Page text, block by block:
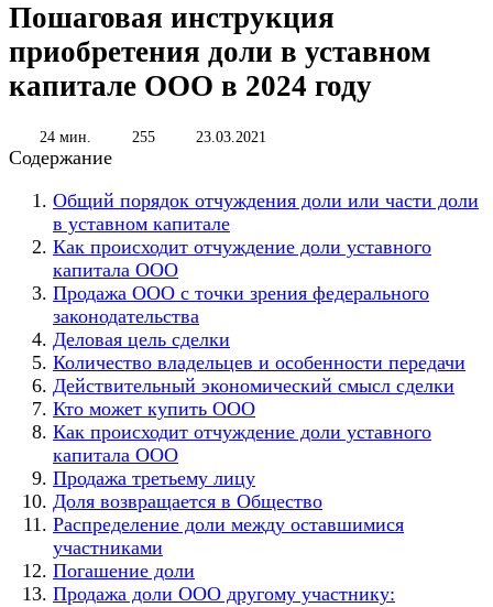
Пошаговая инструкция
приобретения доли в уставном
капитале ООО в 2024 году
24 мин. 255 23.03.2021
Содержание
Общий порядок отчуждения доли или части доли
в уставном капитале
Как происходит отчуждение доли уставного
капитала ООО
Продажа ООО с точки зрения федерального
законодательства
Деловая цель сделки
Количество владельцев и особенности передачи
Действительный экономический смысл сделки
Кто может купить ООО
Как происходит отчуждение доли уставного
капитала ООО
Продажа третьему лицу
Доля возвращается в Общество
Распределение доли между оставшимися
участниками
Погашение доли
Продажа доли ООО другому участнику: